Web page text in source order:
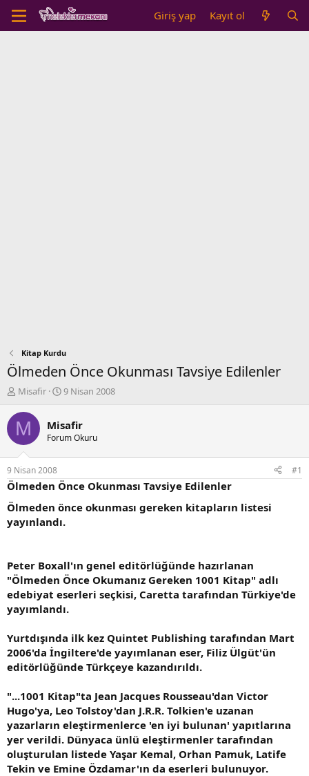
Giriş yap Kayıt ol
Kitap Kurdu
Ölmeden Önce Okunması Tavsiye Edilenler
K
n
b
y
u
b
a
ş
l
a
n
Misafir
B
l
a
ı
ç
a
r
i
9 Nisan 2008
M Misafir
Forum Okuru
9 Nisan 2008 #1
Ölmeden Önce Okunması Tavsiye Edilenler
Ölmeden önce okunması gereken kitapların listesi
yayınlandı.
Peter Boxall'ın genel editörlüğünde hazırlanan
"Ölmeden Önce Okumanız Gereken 1001 Kitap" adlı
edebiyat eserleri seçkisi, Caretta tarafından Türkiye'de
yayımlandı.
Yurtdışında ilk kez Quintet Publishing tarafından Mart
2006'da İngiltere'de yayımlanan eser, Filiz Ülgüt'ün
editörlüğünde Türkçeye kazandırıldı.
"...1001 Kitap"ta Jean Jacques Rousseau'dan Victor
Hugo'ya, Leo Tolstoy'dan J.R.R. Tolkien'e uzanan
yazarların eleştirmenlerce 'en iyi bulunan' yapıtlarına
yer verildi. Dünyaca ünlü eleştirmenler tarafından
oluşturulan listede Yaşar Kemal, Orhan Pamuk, Latife
Tekin ve Emine Özdamar'ın da eserleri bulunuyor.